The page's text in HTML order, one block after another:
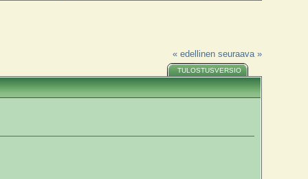
« edellinen seuraava »
TULOSTUSVERSIO